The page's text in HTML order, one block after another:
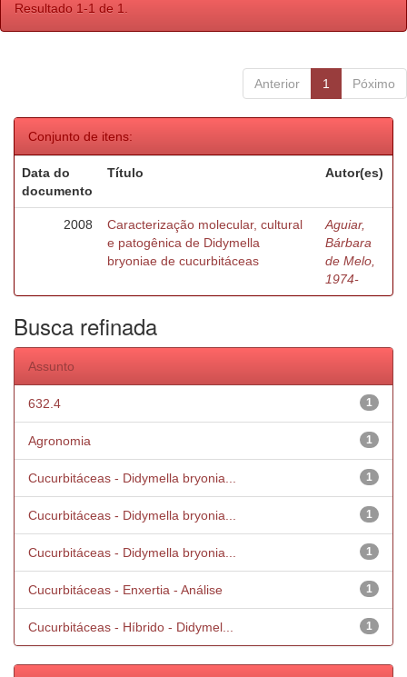
Resultado 1-1 de 1.
Anterior 1 Póximo
Conjunto de itens:
Data do
documento
Título Autor(es)
2008
Caracterização molecular, cultural
e patogênica de Didymella
bryoniae de cucurbitáceas
Aguiar,
Bárbara
de Melo,
1974-
Busca refinada
Assunto
1
632.4
1
Agronomia
1
Cucurbitáceas - Didymella bryonia...
1
Cucurbitáceas - Didymella bryonia...
1
Cucurbitáceas - Didymella bryonia...
1
Cucurbitáceas - Enxertia - Análise
1
Cucurbitáceas - Híbrido - Didymel...